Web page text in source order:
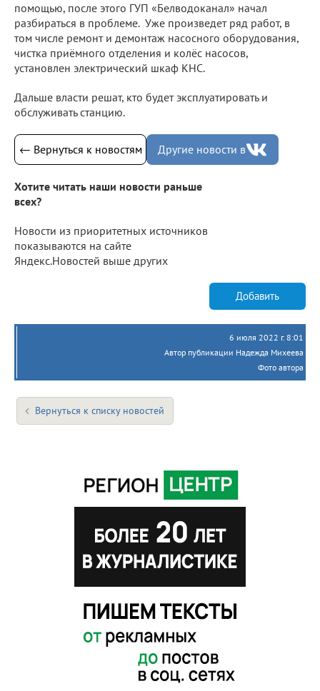
помощью, после этого ГУП «Белводоканал» начал
разбираться в проблеме. Уже произведет ряд работ, в
том числе ремонт и демонтаж насосного оборудования,
чистка приёмного отделения и колёс насосов,
установлен электрический шкаф КНС.
Дальше власти решат, кто будет эксплуатировать и
обслуживать станцию.
← Вернуться к новостям Другие новости в
Хотите читать наши новости раньше
всех?
Новости из приоритетных источников
показываются на сайте
Яндекс.Новостей выше других
Добавить
6 июля 2022 г. 8:01
Автор публикации Надежда Михеева
Фото автора
Вернуться к списку новостей